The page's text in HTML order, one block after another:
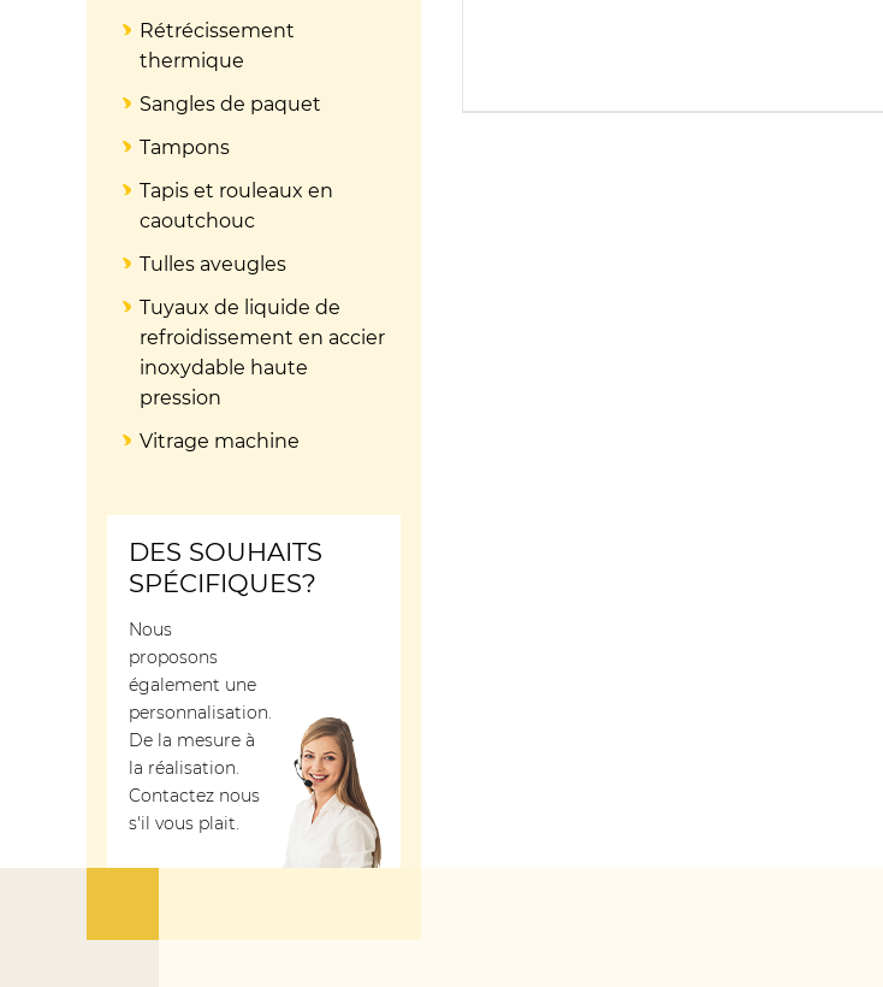
Rétrécissement
thermique
Sangles de paquet
Tampons
Tapis et rouleaux en
caoutchouc
Tulles aveugles
Tuyaux de liquide de
refroidissement en accier
inoxydable haute
pression
Vitrage machine
DES SOUHAITS
SPÉCIFIQUES?
Nous
proposons
également une
personnalisation.
De la mesure à
la réalisation.
Contactez nous
s'il vous plait.